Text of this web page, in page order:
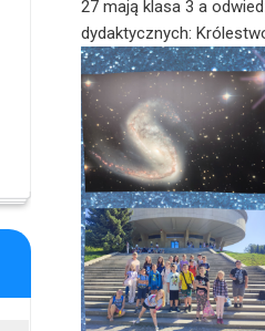
27 mają klasa 3 a
dydaktycznych: